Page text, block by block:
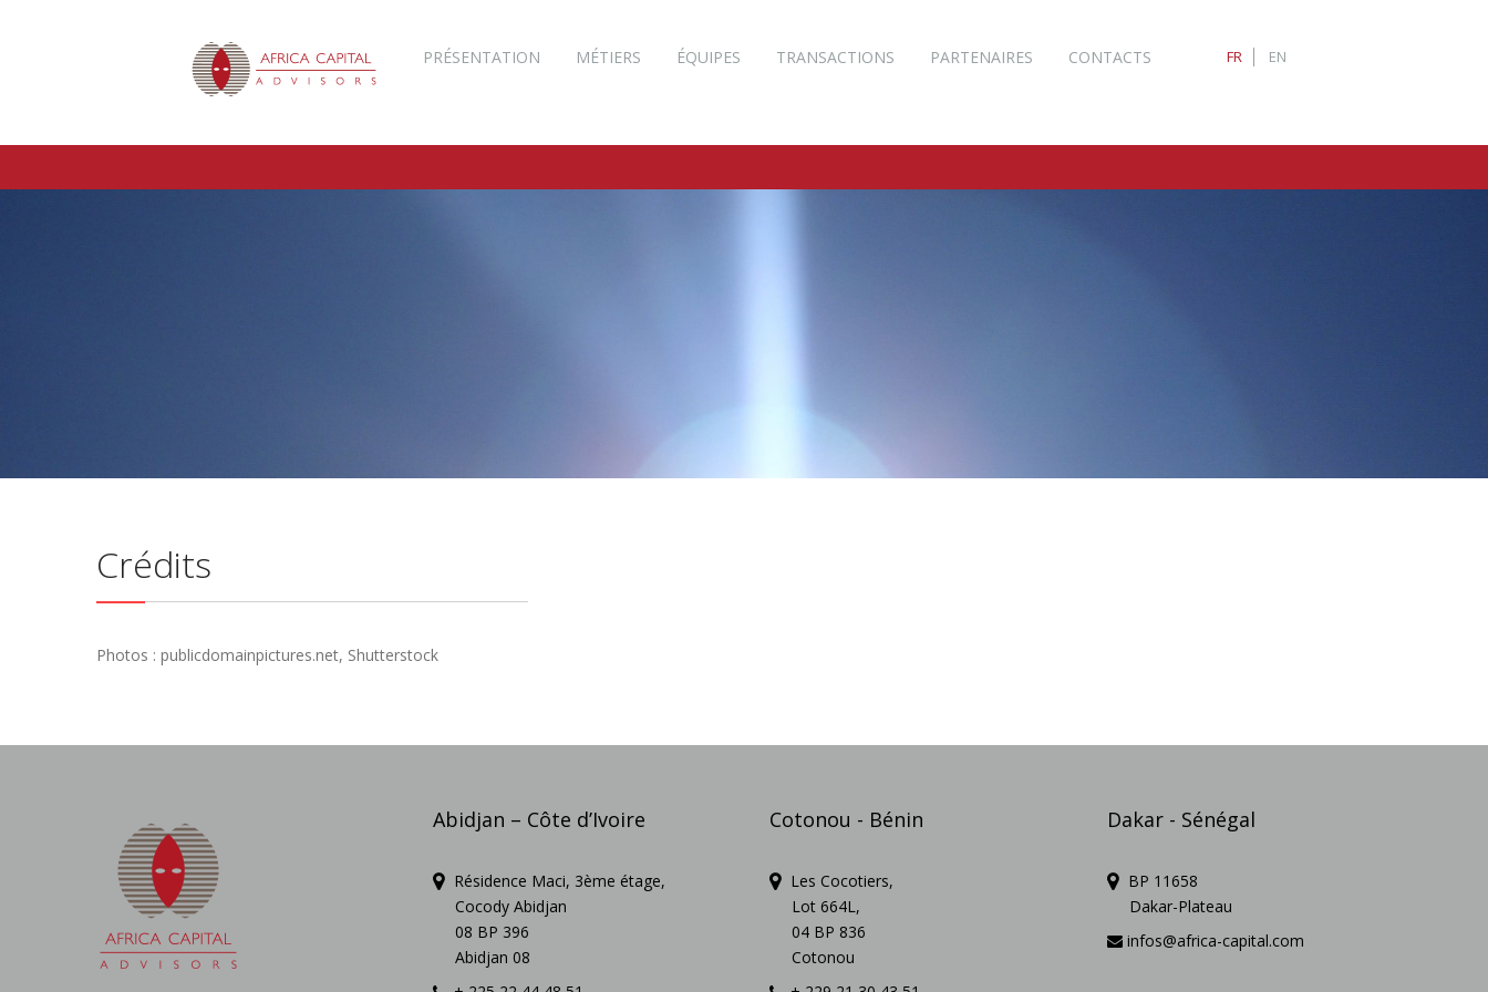
FR EN
PRÉSENTATION MÉTIERS ÉQUIPES TRANSACTIONS PARTENAIRES CONTACTS
Crédits
Photos : publicdomainpictures.net, Shutterstock
Abidjan – Côte d’Ivoire
Résidence Maci, 3ème étage,
Cocody Abidjan
08 BP 396
Abidjan 08
Cotonou - Bénin
Les Cocotiers,
Lot 664L,
04 BP 836
Cotonou
Dakar - Sénégal
BP 11658
Dakar-Plateau
infos@africa-capital.com